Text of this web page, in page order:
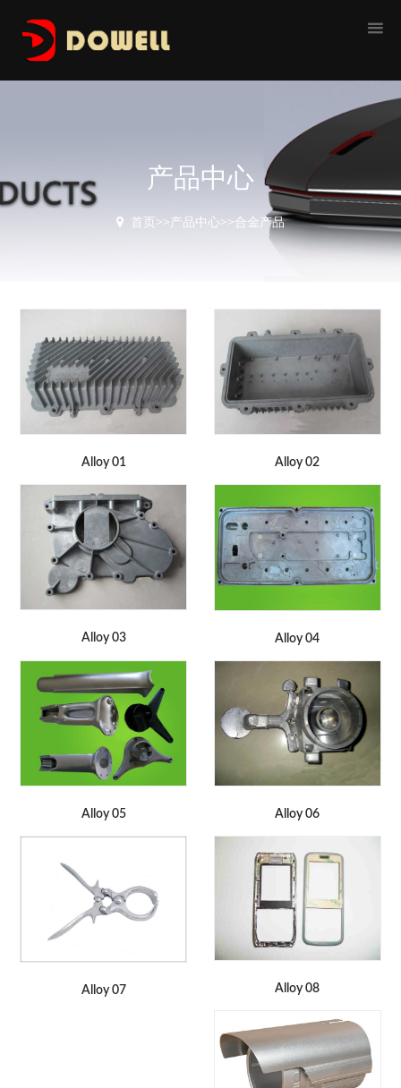
产品中心
首页>>产品中心>>合金产品
Alloy 01 Alloy 02
Alloy 03 Alloy 04
Alloy 05 Alloy 06
Alloy 07 Alloy 08